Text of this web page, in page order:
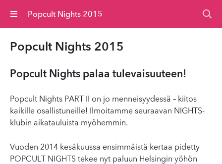
Valikko Popcult Nights 2015
Popcult Nights 2015
Popcult Nights palaa tulevaisuuteen!
Popcult Nights PART II on jo menneisyydessä – kiitos
kaikille osallistuneille! Ilmoitamme seuraavan NIGHTS-
klubin aikatauluista myöhemmin.
Vuoden 2014 kesäkuussa ensimmäistä kertaa pidetty
POPCULT NIGHTS tekee nyt paluun Helsingin yöhön